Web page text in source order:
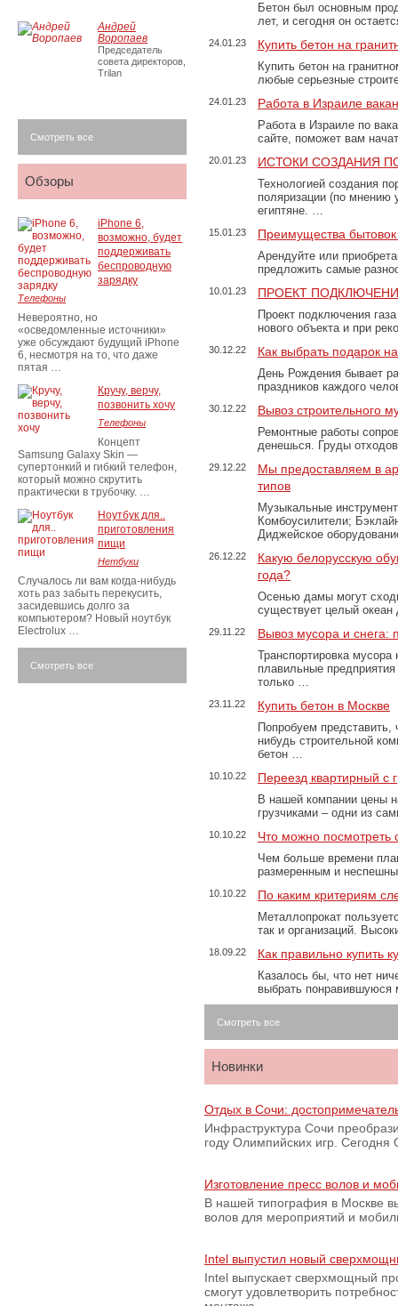
Бетон был основным
лет, и сегодня он
24.01.23 Купить бетон на
Купить бетон на
любые серьезные
24.01.23 Работа в Израиле
Работа в Израиле по
сайте, поможет вам
20.01.23 ИСТОКИ СОЗДАНИЯ
Технологией создания
поляризации (по
египтяне. …
15.01.23 Преимущества
Арендуйте или
предложить самые
10.01.23 ПРОЕКТ
Проект подключения
нового объекта и при
30.12.22 Как выбрать подарок
День Рождения бывает
праздников каждого
30.12.22 Вывоз строительного
Ремонтные работы
денешься. Груды
29.12.22
Мы предоставляем в
типов
Музыкальные
Комбоусилители;
Диджейское
26.12.22
Какую белорусскую
года?
Осенью дамы могут
существует целый
29.11.22 Вывоз мусора и
Транспортировка
плавильные
только …
23.11.22 Купить бетон в Москве
Попробуем представить,
нибудь строительной
бетон …
10.10.22 Переезд квартирный с
В нашей компании цены
грузчиками – одни из
10.10.22 Что можно посмотреть
Чем больше времени
размеренным и
10.10.22 По каким критериям
Металлопрокат
так и организаций.
18.09.22 Как правильно купить
Казалось бы, что нет
выбрать
Смотреть все
Новинки
Отдых в Сочи:
Инфраструктура Сочи
году Олимпийских игр.
Изготовление пресс волов и
В нашей типография в Москве
волов для мероприятий и
Intel выпустил новый
Intel выпускает сверхмощный
смогут удовлетворить
Андрей
Воропаев
Председатель
совета директоров,
Trilan
Смотреть все
Обзоры
iPhone 6,
возможно, будет
поддерживать
беспроводную
зарядку
Телефоны
Невероятно, но
«осведомленные источники»
уже обсуждают будущий iPhone
6, несмотря на то, что даже
пятая …
Кручу, верчу,
позвонить хочу
Телефоны
Концепт
Samsung Galaxy Skin —
супертонкий и гибкий телефон,
который можно скрутить
практически в трубочку. …
Ноутбук для..
приготовления
пищи
Нетбуки
Случалось ли вам когда-нибудь
хоть раз забыть перекусить,
засидевшись долго за
компьютером? Новый ноутбук
Electrolux …
Смотреть все